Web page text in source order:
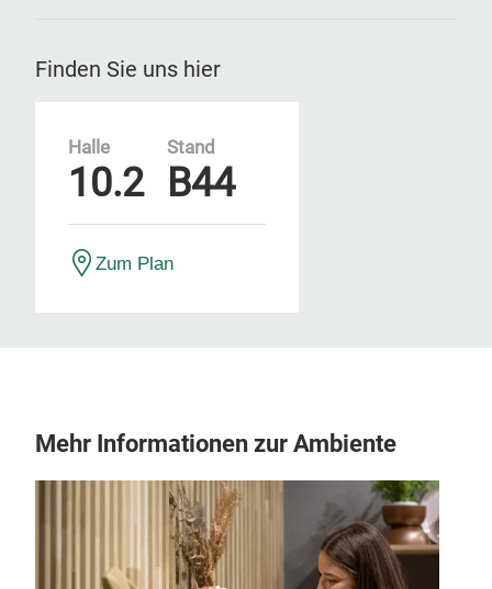
Finden Sie uns hier
Halle
10.2
Stand
B44
Zum Plan
Mehr Informationen zur Ambiente